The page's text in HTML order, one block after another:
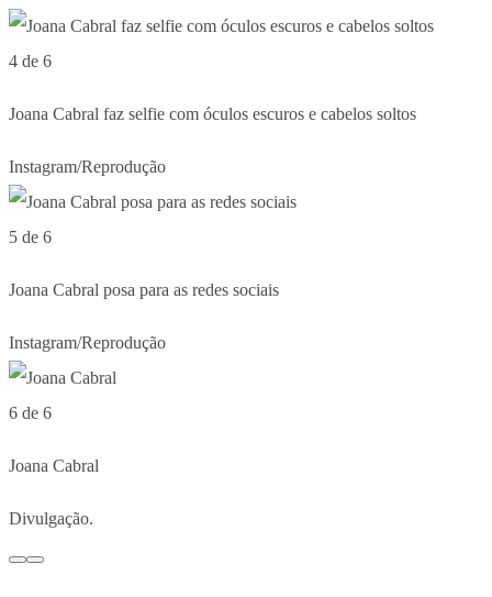
4 de 6
Joana Cabral faz selfie com óculos escuros e cabelos soltos
Instagram/Reprodução
5 de 6
Joana Cabral posa para as redes sociais
Instagram/Reprodução
6 de 6
Joana Cabral
Divulgação.